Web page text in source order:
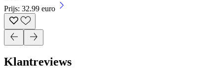
Prijs: 32.99 euro
Klantreviews